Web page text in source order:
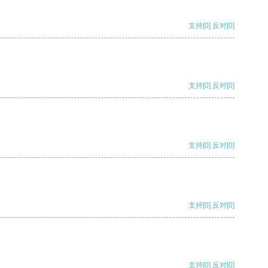
支持[0] 反对[0]
支持[0] 反对[0]
支持[0] 反对[0]
支持[0] 反对[0]
支持[0] 反对[0]